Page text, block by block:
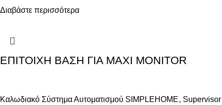
Διαβάστε περισσότερα
ΕΠΙΤΟΙΧΗ ΒΑΣΗ ΓΙΑ MAXI MONITOR
Καλωδιακό Σύστημα Αυτοματισμού SIMPLEHOME, Supervisor